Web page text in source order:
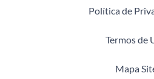
Política de
Termos de
Mapa